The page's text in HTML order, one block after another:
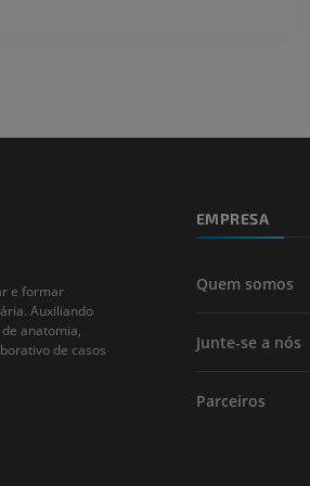
e formar
Auxiliando
anatomia,
de casos
EMPRESA
Quem somos
Junte-se a nós
Parceiros